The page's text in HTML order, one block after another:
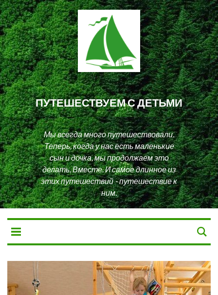
ПУТЕШЕСТВУЕМ С ДЕТЬМИ
Мы всегда много путешествовали.
Теперь, когда у нас есть маленькие
сын и дочка, мы продолжаем это
делать. Вместе. И самое длинное из
этих путешествий - путешествие к
ним.